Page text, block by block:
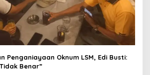
Penganiayaan Oknum LSM, Edi Busti:
Benar”